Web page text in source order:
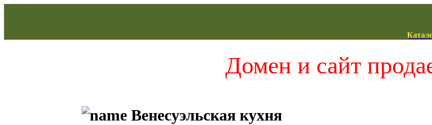
Домен и сайт
Венесуэльская кухня